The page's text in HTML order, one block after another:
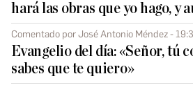
hará las obras que yo hago, y
Comentado por José Antonio Méndez -
Evangelio del día: «Señor, tú
sabes que te quiero»